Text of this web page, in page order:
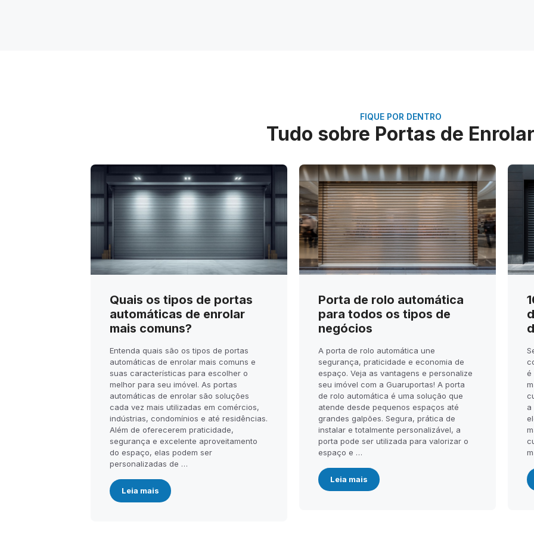
FIQUE POR DENTRO
Tudo sobre Portas de Enrolar
Quais os tipos de portas
automáticas de enrolar
mais comuns?
Entenda quais são os tipos de portas
automáticas de enrolar mais comuns e
suas características para escolher o
melhor para seu imóvel. As portas
automáticas de enrolar são soluções
cada vez mais utilizadas em comércios,
indústrias, condomínios e até residências.
Além de oferecerem praticidade,
segurança e excelente aproveitamento
do espaço, elas podem ser
personalizadas de …
Leia mais
Porta de rolo automática
para todos os tipos de
negócios
A porta de rolo automática une
segurança, praticidade e economia de
espaço. Veja as vantagens e personalize
seu imóvel com a Guaruportas! A porta
de rolo automática é uma solução que
atende desde pequenos espaços até
grandes galpões. Segura, prática de
instalar e totalmente personalizável, a
porta pode ser utilizada para valorizar o
espaço e …
Leia mais
é
a